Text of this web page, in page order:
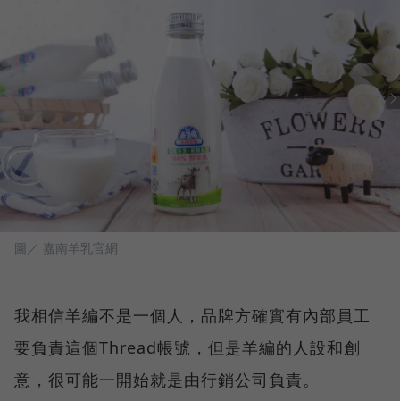
圖／ 嘉南羊乳官網
我相信羊編不是一個人，品牌方確實有內部員工
要負責這個Thread帳號，但是羊編的人設和創
意，很可能一開始就是由行銷公司負責。